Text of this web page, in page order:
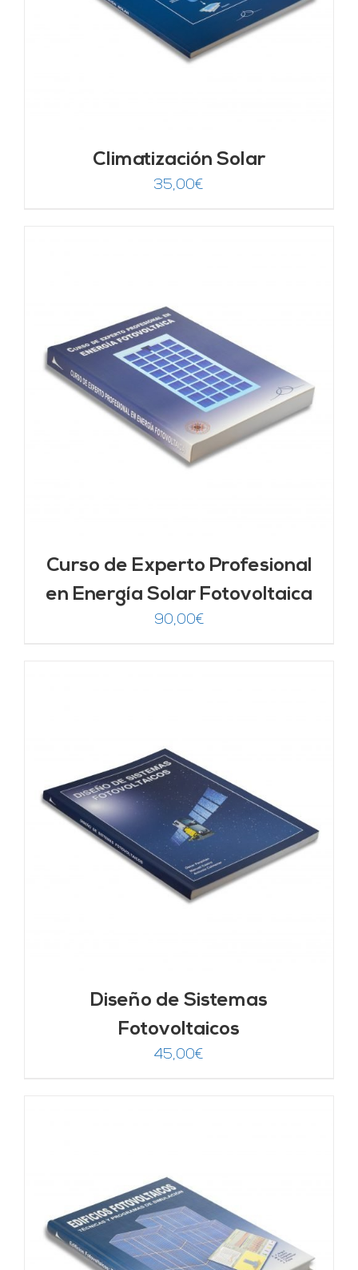
Climatización Solar
35,00€
Curso de Experto Profesional
en Energía Solar Fotovoltaica
90,00€
Diseño de Sistemas
Fotovoltaicos
45,00€